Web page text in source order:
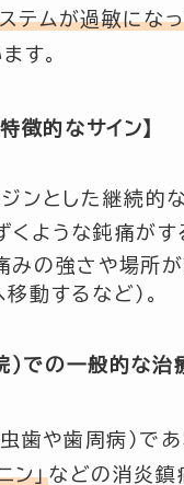
ステムが過敏にな
す。
徴的なサイン】
ジンとした継続的
くような鈍痛がす
みの強さや場所が
動するなど）。
）での一般的な治
歯や歯周病）で
ン」などの消炎鎮